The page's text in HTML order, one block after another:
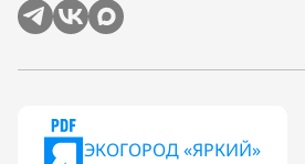
ЭКОГОРОД «ЯРКИЙ»